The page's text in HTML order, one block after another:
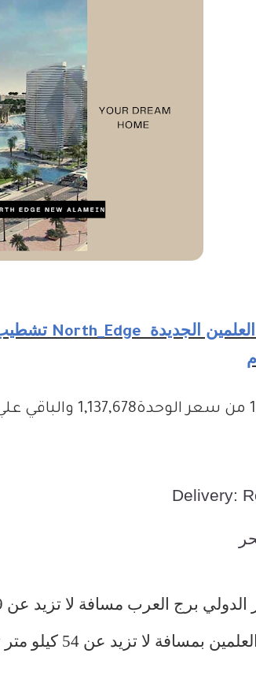
العلمين الجديدة North_Edge
من سعر الوحدة1,137,678 والباقي
Delivery:
الدولي برج العرب مسافة لا تزيد عن 89 كيلو متر
لا تزيد عن 54 كيلو متر تقريبًا